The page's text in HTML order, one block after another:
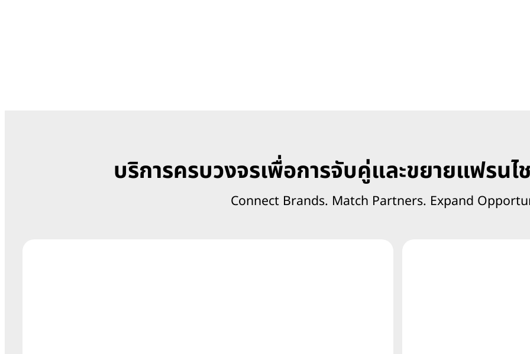
บริการครบวงจรเพื่อการจับคู่และขยายแฟรน
Connect Brands. Match Partners. Expand